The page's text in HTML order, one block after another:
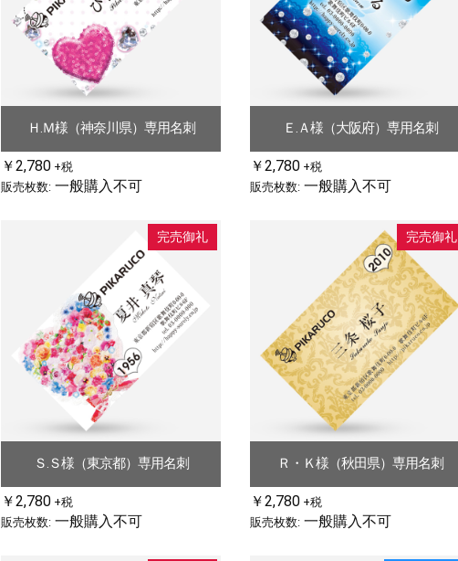
Ｈ.Ｍ様（神奈川県）専用名刺
￥2,780 +税
販売枚数: 一般購入不可
Ｅ.Ａ様（大阪府）専用名刺
￥2,780 +税
販売枚数: 一般購入不可
完売御礼
Ｓ.Ｓ様（東京都）専用名刺
￥2,780 +税
販売枚数: 一般購入不可
完売御礼
Ｒ・Ｋ様（秋田県）専用名刺
￥2,780 +税
販売枚数: 一般購入不可